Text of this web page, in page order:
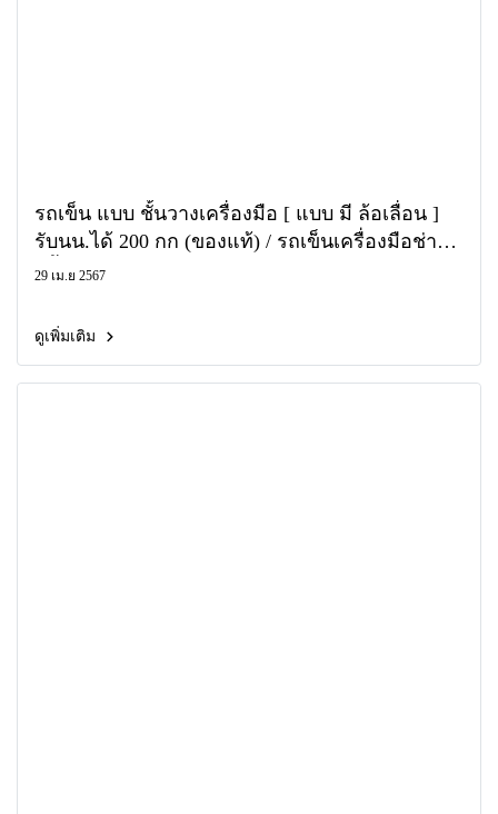
รถเข็น แบบ ชั้นวางเครื่องมือ [ แบบ มี ล้อเลื่อน ]
รับนน.ได้ 200 กก (ของแท้) / รถเข็นเครื่องมือช่าง
3ชั้น OKURA , OSUKA
29 เม.ย 2567
ดูเพิ่มเติม